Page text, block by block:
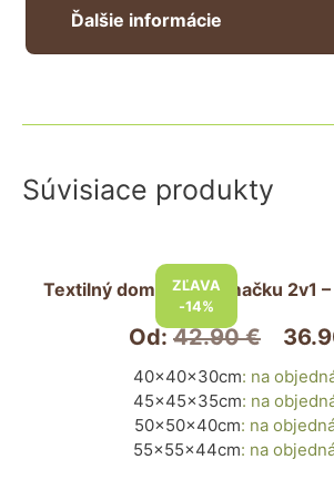
Ďalšie informácie
Súvisiace produkty
ZĽAVA
-14%
Textilný domček pre mačku 2v1
Od:42.90€
40x40x30cm: na
45x45x35cm: na
50x50x40cm: na
55x55x44cm: na